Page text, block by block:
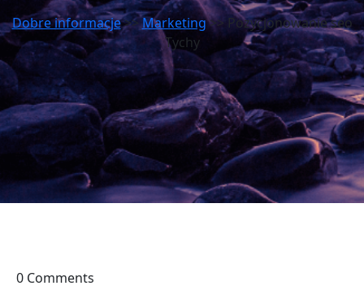
Dobre informacje>>Marketing>> Pozycjonowanie seo
Tychy
0 Comments